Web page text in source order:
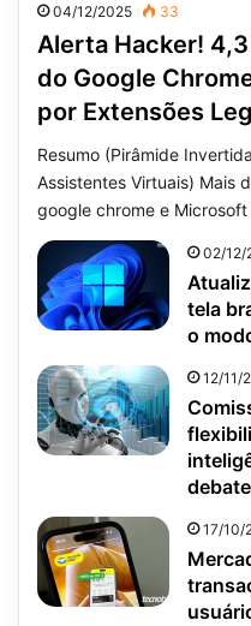
04/12/2025 33
Alerta Hacker!
do Google
por Extensões
Resumo (Pirâmide
Assistentes Virtuais) Mais
google chrome e
02/12/
tela
o
12/11/
17/10/